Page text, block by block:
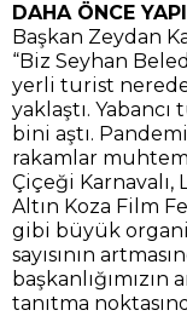
DAHA ÖNCE
Başkan Zeydan
“Biz Seyhan
yerli turist
yaklaştı. Yabancı
bini aştı.
rakamlar
Çiçeği Karnavalı,
Altın Koza Film
gibi büyük
sayısının
tanıtma